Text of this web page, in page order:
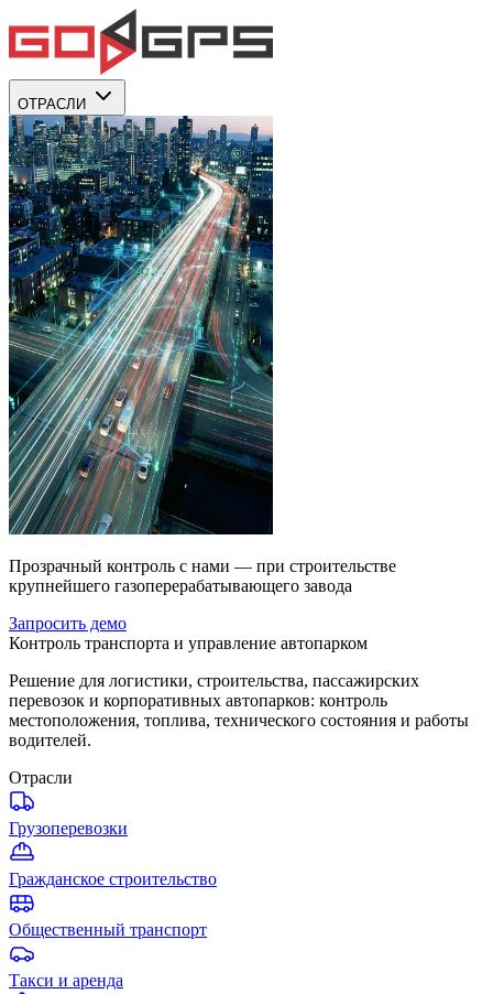
ОТРАСЛИ
Прозрачный контроль с нами — при строительстве
крупнейшего газоперерабатывающего завода
Запросить демо
Контроль транспорта и управление автопарком
Решение для логистики, строительства, пассажирских
перевозок и корпоративных автопарков: контроль
местоположения, топлива, технического состояния и работы
водителей.
Отрасли
Грузоперевозки
Гражданское строительство
Общественный транспорт
Такси и аренда